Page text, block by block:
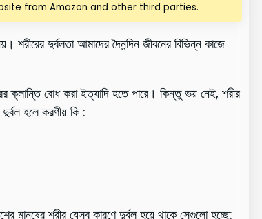
from Amazon and other third parties.
দুর্বলতা আমাদের দৈনন্দিন জীবনের বিভিন্ন কাজে
ক্লান্তি বোধ করা ইত্যাদি হতে পারে। কিন্তু ভয় নেই, শরীর
হলে করণীয় কি :
শরীর যেসব কারণে দুর্বল হয়ে থাকে সেগুলো হচ্ছে: